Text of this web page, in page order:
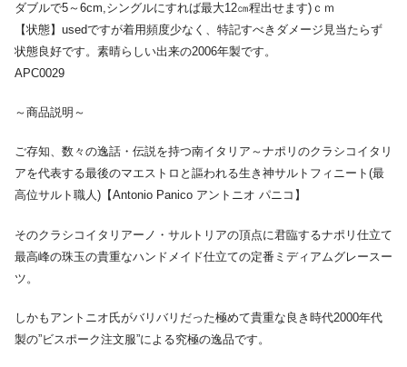
ダブルで5～6cm,シングルにすれば最大12㎝程出せます)ｃｍ
【状態】usedですが着用頻度少なく、特記すべきダメージ見当たらず
状態良好です。素晴らしい出来の2006年製です。
APC0029
～商品説明～
ご存知、数々の逸話・伝説を持つ南イタリア～ナポリのクラシコイタリ
アを代表する最後のマエストロと謳われる生き神サルトフィニート(最
高位サルト職人)【Antonio Panico アントニオ パニコ】
そのクラシコイタリアーノ・サルトリアの頂点に君臨するナポリ仕立て
最高峰の珠玉の貴重なハンドメイド仕立ての定番ミディアムグレースー
ツ。
しかもアントニオ氏がバリバリだった極めて貴重な良き時代2000年代
製の”ビスポーク注文服”による究極の逸品です。